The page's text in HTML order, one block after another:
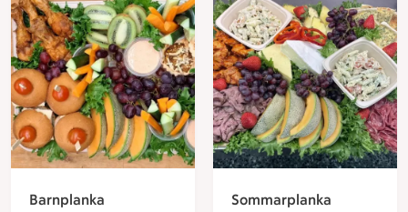
Barnplanka
Sommarplanka